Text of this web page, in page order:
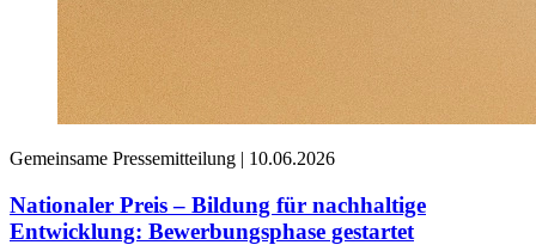
Gemeinsame Pressemitteilung | 10.06.2026
Nationaler Preis – Bildung für nachhaltige
Entwicklung: Bewerbungsphase gestartet